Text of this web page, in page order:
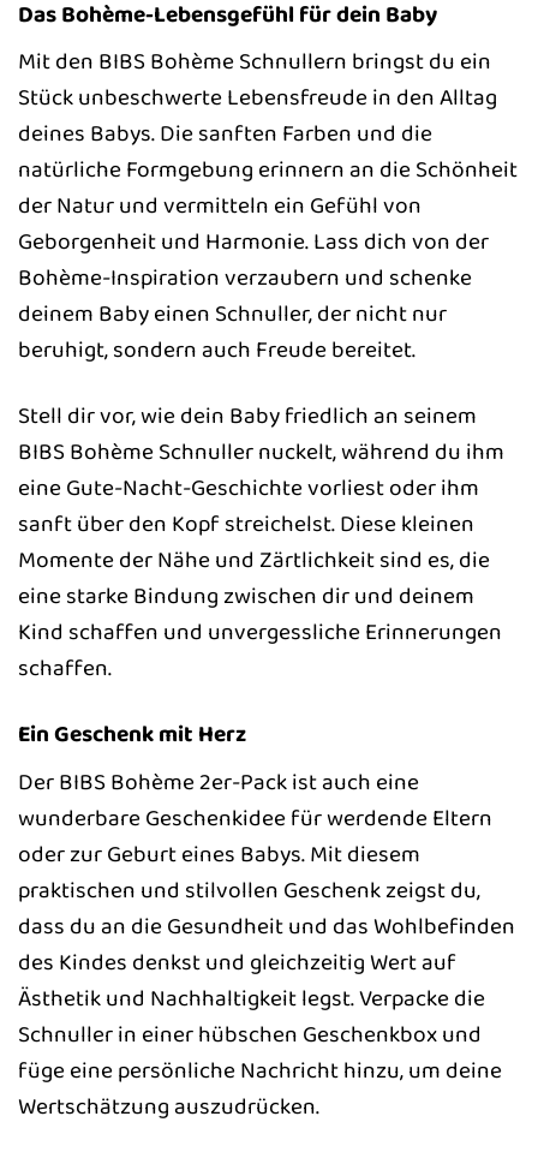
Das Bohème-Lebensgefühl für dein Baby
Mit den BIBS Bohème Schnullern bringst du ein
Stück unbeschwerte Lebensfreude in den Alltag
deines Babys. Die sanften Farben und die
natürliche Formgebung erinnern an die Schönheit
der Natur und vermitteln ein Gefühl von
Geborgenheit und Harmonie. Lass dich von der
Bohème-Inspiration verzaubern und schenke
deinem Baby einen Schnuller, der nicht nur
beruhigt, sondern auch Freude bereitet.
Stell dir vor, wie dein Baby friedlich an seinem
BIBS Bohème Schnuller nuckelt, während du ihm
eine Gute-Nacht-Geschichte vorliest oder ihm
sanft über den Kopf streichelst. Diese kleinen
Momente der Nähe und Zärtlichkeit sind es, die
eine starke Bindung zwischen dir und deinem
Kind schaffen und unvergessliche Erinnerungen
schaffen.
Ein Geschenk mit Herz
Der BIBS Bohème 2er-Pack ist auch eine
wunderbare Geschenkidee für werdende Eltern
oder zur Geburt eines Babys. Mit diesem
praktischen und stilvollen Geschenk zeigst du,
dass du an die Gesundheit und das Wohlbefinden
des Kindes denkst und gleichzeitig Wert auf
Ästhetik und Nachhaltigkeit legst. Verpacke die
Schnuller in einer hübschen Geschenkbox und
füge eine persönliche Nachricht hinzu, um deine
Wertschätzung auszudrücken.